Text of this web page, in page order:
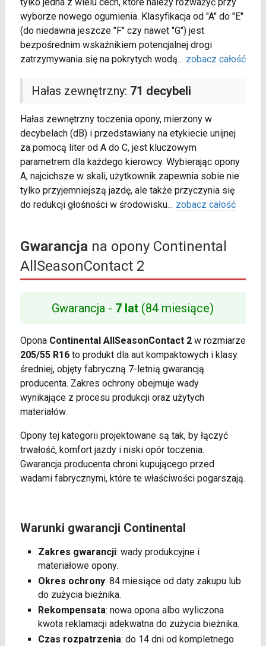
wyborze nowego ogumienia. Klasyfikacja od "A" do "E"
(do niedawna jeszcze "F" czy nawet "G") jest
bezpośrednim wskaźnikiem potencjalnej drogi
zatrzymywania się na pokrytych wodą... zobacz całość
Hałas zewnętrzny: 71 decybeli
Hałas zewnętrzny toczenia opony, mierzony w
decybelach (dB) i przedstawiany na etykiecie unijnej
za pomocą liter od A do C, jest kluczowym
parametrem dla każdego kierowcy. Wybierając opony
A, najcichsze w skali, użytkownik zapewnia sobie nie
tylko przyjemniejszą jazdę, ale także przyczynia się
do redukcji głośności w środowisku... zobacz całość
Gwarancjana opony Continental
AllSeasonContact 2
Gwarancja - 7 lat (84 miesiące)
Opona Continental AllSeasonContact 2w rozmiarze
205/55 R16to produkt dla aut kompaktowych i klasy
średniej, objęty fabryczną 7-letnią gwarancją
producenta. Zakres ochrony obejmuje wady
wynikające z procesu produkcji oraz użytych
materiałów.
Opony tej kategorii projektowane są tak, by łączyć
trwałość, komfort jazdy i niski opór toczenia.
Gwarancja producenta chroni kupującego przed
wadami fabrycznymi, które te właściwości pogarszają.
Warunki gwarancji Continental
Zakres gwarancji: wady produkcyjne i
materiałowe opony.
Okres ochrony: 84 miesiące od daty zakupu lub
do zużycia bieżnika.
Rekompensata: nowa opona albo wyliczona
kwota reklamacji adekwatna do zużycia bieżnika.
Czas rozpatrzenia: do 14 dni od kompletnego